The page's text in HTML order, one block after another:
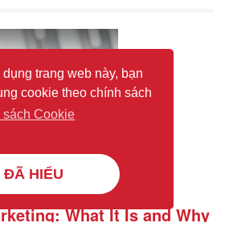
trang web này, bạn
cookie theo chính sách
sách Cookie
ĐÃ HIỂU
What It Is and Why